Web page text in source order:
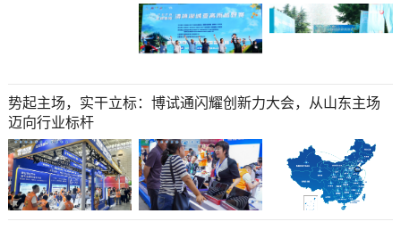
势起主场，实干立标：博试通闪耀创新力大会，从山东主场
迈向行业标杆